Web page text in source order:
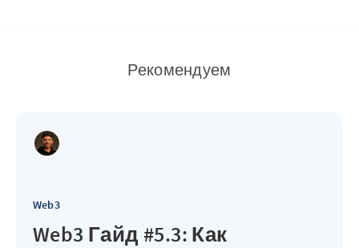
Рекомендуем
Web3
Web3 Гайд #5.3: Как